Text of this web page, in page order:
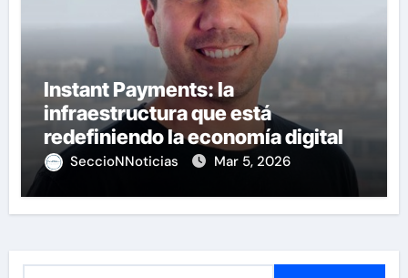
Instant Payments: la
infraestructura que está
redefiniendo la economía digital
SeccioNNoticias Mar 5, 2026